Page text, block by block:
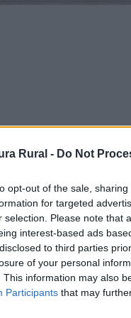
Rural - Do Not
opt-out of the sale,
for targeted
selection. Please note that
interest-based ads
to third parties
of your personal
This information may also
Participants that may
cómodamente
Cilleros, para
del 2015, este
se encuentra en